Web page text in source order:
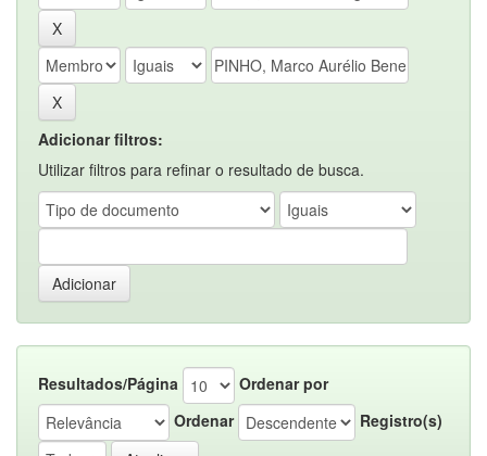
Adicionar filtros:
Utilizar filtros para refinar o resultado de busca.
Resultados/Página
Ordenar por
Ordenar
Registro(s)